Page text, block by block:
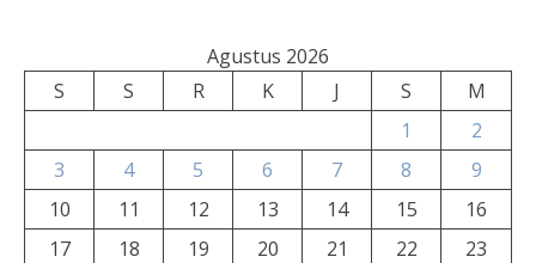
Agustus 2026
S
S R K J S
M
1
2
3
4 5 6 7 8
9
10
11 12 13 14 15
16
17
18 19 20 21 22
23